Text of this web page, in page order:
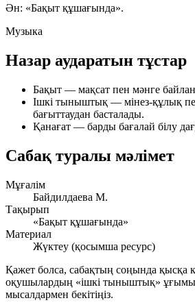
Ән: «Бақыт құшағында».
Музыка
Назар аударатын тұстар
Бақыт — мақсат пен мәнге
Ішкі тыныштық — мінез-құлық пен
бағыттаудан басталады.
Қанағат — барды бағалай білу
Сабақ туралы мәлімет
Мұғалім
Байдилдаева М.
Тақырып
«Бақыт құшағында»
Материал
Жүктеу (қосымша ресурс)
Қажет болса, сабақтың соңында қысқа
оқушылардың «ішкі тыныштық»
мысалдармен бекітіңіз.